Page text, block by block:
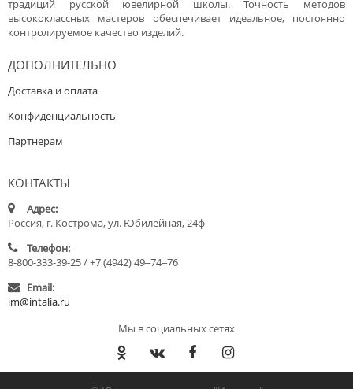
традиций русской ювелирной школы. Точность методов
высококлассных мастеров обеспечивает идеальное, постоянно
контролируемое качество изделий.
ДОПОЛНИТЕЛЬНО
Доставка и оплата
Конфиденциальность
Партнерам
КОНТАКТЫ
Адрес:
Россия, г. Кострома, ул. Юбилейная, 24ф
Телефон:
8-800-333-39-25 / +7 (4942) 49‒74‒76
Email:
im@intalia.ru
Мы в социальных сетях